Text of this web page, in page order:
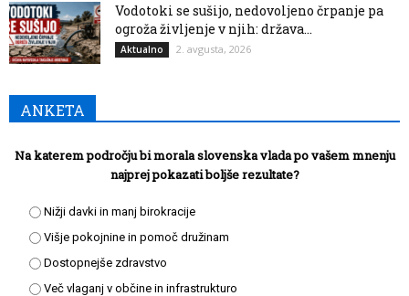
Vodotoki se sušijo, nedovoljeno črpanje pa
ogroža življenje v njih: država...
Aktualno 2. avgusta, 2026
ANKETA
Na katerem področju bi morala slovenska vlada po vašem mnenju
najprej pokazati boljše rezultate?
Nižji davki in manj birokracije
Višje pokojnine in pomoč družinam
Dostopnejše zdravstvo
Več vlaganj v občine in infrastrukturo